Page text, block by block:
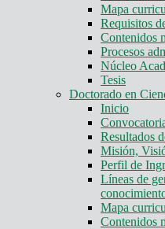
Mapa
Requisitos
Contenidos
Procesos
Núcleo
Tesis
Doctorado en
Inicio
Resultados
Misión,
Perfil de
Líneas de
Mapa
Contenidos